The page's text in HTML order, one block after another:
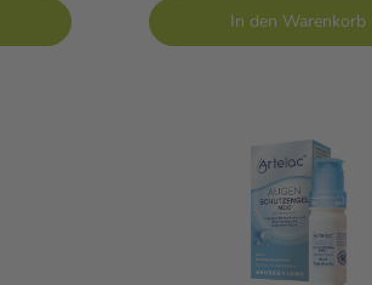
In den Warenkorb